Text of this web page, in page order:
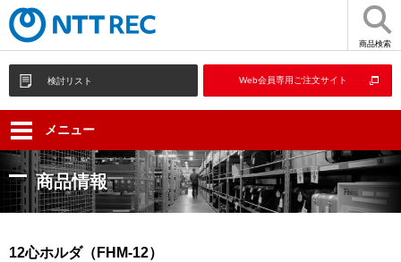
商品検索
検討リスト Web会員専用ご注文サイト
メニュー
商品情報
12心ホルダ（FHM-12）